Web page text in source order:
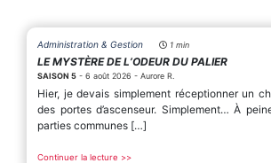
Administration & Gestion 1 min
LE MYSTÈRE DE L’ODEUR DU PALIER
SAISON 5 - 6 août 2026 - Aurore R.
Hier, je devais simplement réceptionner un
des portes d’ascenseur. Simplement… À
parties communes […]
Continuer la lecture >>